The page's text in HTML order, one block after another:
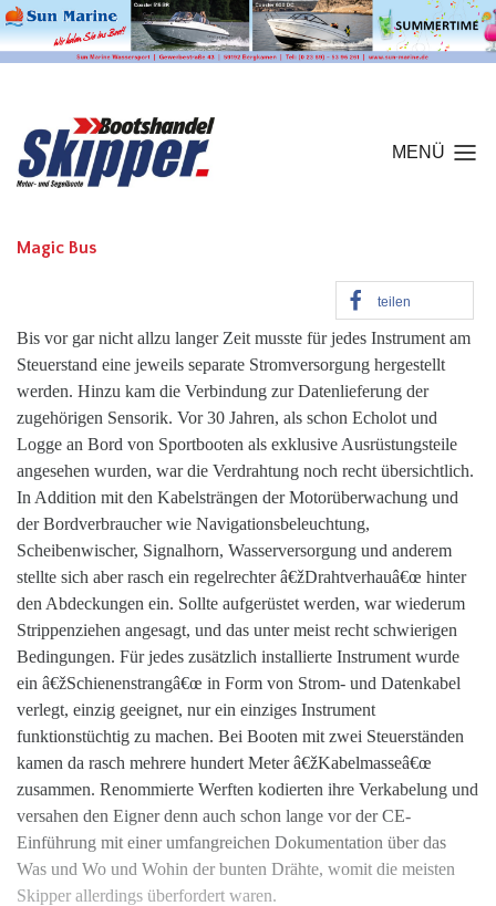
MENÜ
Magic Bus
teilen
Bis vor gar nicht allzu langer Zeit musste für jedes Instrument am
Steuerstand eine jeweils separate Stromversorgung hergestellt
werden. Hinzu kam die Verbindung zur Datenlieferung der
zugehörigen Sensorik. Vor 30 Jahren, als schon Echolot und
Logge an Bord von Sportbooten als exklusive Ausrüstungsteile
angesehen wurden, war die Verdrahtung noch recht übersichtlich.
In Addition mit den Kabelsträngen der Motorüberwachung und
der Bordverbraucher wie Navigationsbeleuchtung,
Scheibenwischer, Signalhorn, Wasserversorgung und anderem
stellte sich aber rasch ein regelrechter â€žDrahtverhauâ€œ hinter
den Abdeckungen ein. Sollte aufgerüstet werden, war wiederum
Strippenziehen angesagt, und das unter meist recht schwierigen
Bedingungen. Für jedes zusätzlich installierte Instrument wurde
ein â€žSchienenstrangâ€œ in Form von Strom- und Datenkabel
verlegt, einzig geeignet, nur ein einziges Instrument
funktionstüchtig zu machen. Bei Booten mit zwei Steuerständen
kamen da rasch mehrere hundert Meter â€žKabelmasseâ€œ
zusammen. Renommierte Werften kodierten ihre Verkabelung und
versahen den Eigner denn auch schon lange vor der CE-
Einführung mit einer umfangreichen Dokumentation über das
Was und Wo und Wohin der bunten Drähte, womit die meisten
Skipper allerdings überfordert waren.